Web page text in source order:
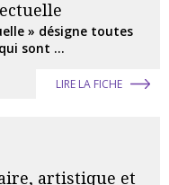
» désigne toutes
sont ...
LIRE LA FICHE
artistique et